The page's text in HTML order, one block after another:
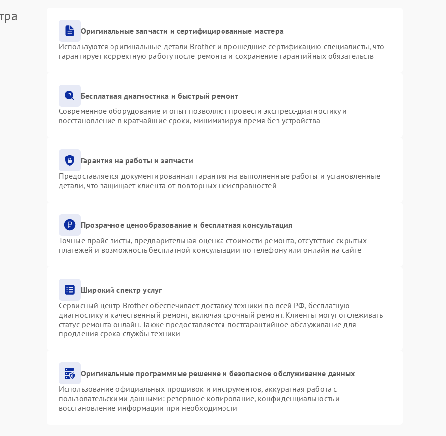
Оригинальные запчасти и сертифицированные мастера
Используются оригинальные детали Brother и прошедшие сертификацию специалисты, что
гарантирует корректную работу после ремонта и сохранение гарантийных обязательств
Бесплатная диагностика и быстрый ремонт
Современное оборудование и опыт позволяют провести экспресс-диагностику и
восстановление в кратчайшие сроки, минимизируя время без устройства
Гарантия на работы и запчасти
Предоставляется документированная гарантия на выполненные работы и установленные
детали, что защищает клиента от повторных неисправностей
Прозрачное ценообразование и бесплатная консультация
Точные прайс-листы, предварительная оценка стоимости ремонта, отсутствие скрытых
платежей и возможность бесплатной консультации по телефону или онлайн на сайте
Широкий спектр услуг
Сервисный центр Brother обеспечивает доставку техники по всей РФ, бесплатную
диагностику и качественный ремонт, включая срочный ремонт. Клиенты могут отслеживать
статус ремонта онлайн. Также предоставляется постгарантийное обслуживание для
продления срока службы техники
Оригинальные программные решение и безопасное обслуживание данных
Использование официальных прошивок и инструментов, аккуратная работа с
пользовательскими данными: резервное копирование, конфиденциальность и
восстановление информации при необходимости